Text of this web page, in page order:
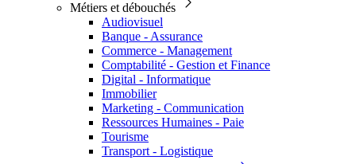
Métiers et débouchés
Audiovisuel
Banque - Assurance
Commerce - Management
Comptabilité - Gestion et Finance
Digital - Informatique
Immobilier
Marketing - Communication
Ressources Humaines - Paie
Tourisme
Transport - Logistique